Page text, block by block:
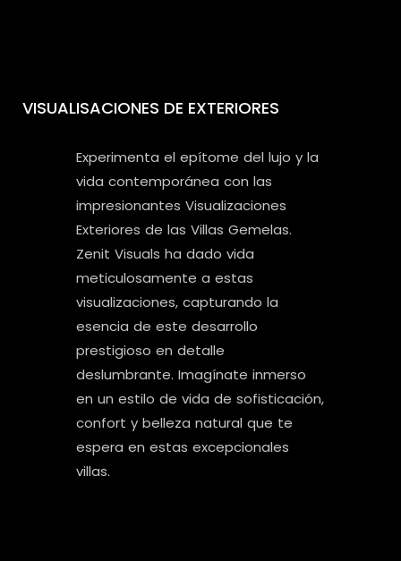
VISUALISACIONES DE EXTERIORES
Experimenta el epítome del lujo y la
vida contemporánea con las
impresionantes Visualizaciones
Exteriores de las Villas Gemelas.
Zenit Visuals ha dado vida
meticulosamente a estas
visualizaciones, capturando la
esencia de este desarrollo
prestigioso en detalle
deslumbrante. Imagínate inmerso
en un estilo de vida de sofisticación,
confort y belleza natural que te
espera en estas excepcionales
villas.